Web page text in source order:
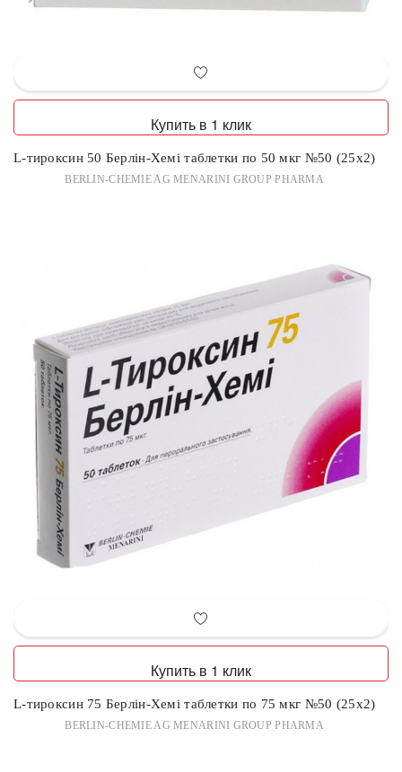
Купить в 1 клик
L-тироксин 50 Берлін-Хемі таблетки по 50 мкг №50 (25х2)
BERLIN-CHEMIE AG MENARINI GROUP PHARMA
Купить в 1 клик
L-тироксин 75 Берлін-Хемі таблетки по 75 мкг №50 (25х2)
BERLIN-CHEMIE AG MENARINI GROUP PHARMA